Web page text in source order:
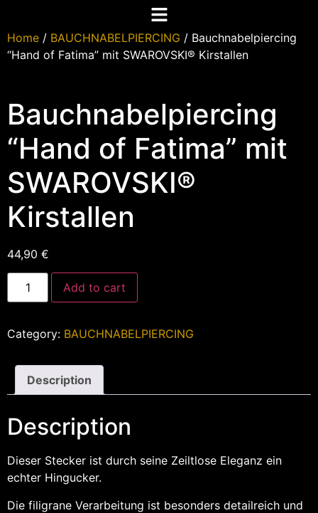
Home / BAUCHNABELPIERCING / Bauchnabelpiercing
“Hand of Fatima” mit SWAROVSKI® Kirstallen
Bauchnabelpiercing
“Hand of Fatima” mit
SWAROVSKI®
Kirstallen
44,90 €
Add to cart
Category: BAUCHNABELPIERCING
Description
Description
Dieser Stecker ist durch seine Zeiltlose Eleganz ein
echter Hingucker.
Die filigrane Verarbeitung ist besonders detailreich und